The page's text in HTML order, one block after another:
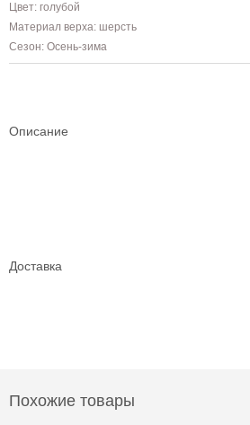
Цвет: голубой
Материал верха: шерсть
Сезон: Осень-зима
Описание
Доставка
Похожие товары